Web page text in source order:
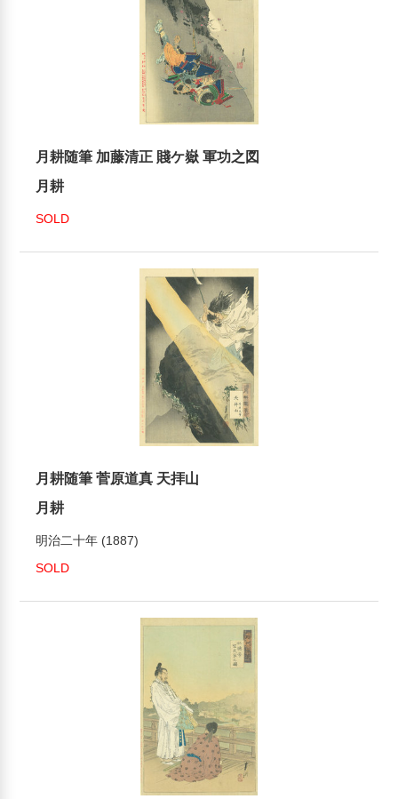
月耕随筆 加藤清正 賤ケ嶽 軍功之図
月耕
SOLD
月耕随筆 菅原道真 天拝山
月耕
明治二十年 (1887)
SOLD